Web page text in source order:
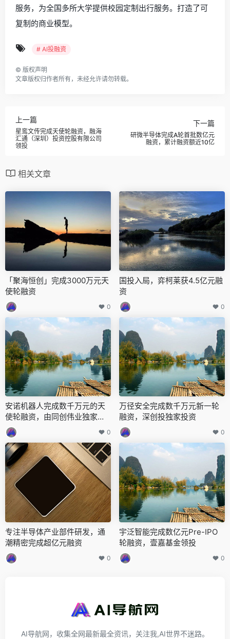
服务，为全国多所大学提供校园定制出行服务。打造了可
复制的商业模型。
# AI投融资
© 版权声明
文章版权归作者所有，未经允许请勿转载。
上一篇
星鸾文传完成天使轮融资，融海
汇通（深圳）投资控股有限公司
领投
下一篇
研微半导体完成A轮首批数亿元
融资，累计融资额近10亿
相关文章
「聚海恒创」完成3000万元天
使轮融资
0
国投入局，弈柯莱获4.5亿元融
资
0
安诺机器人完成数千万元的天
使轮融资，由同创伟业独家投
资
0
万径安全完成数千万元新一轮
融资，深创投独家投资
0
专注半导体产业部件研发，通
潮精密完成超亿元融资
0
宇泛智能完成数亿元Pre-IPO
轮融资，壹嘉基金领投
0
AI导航网，收集全网最新最全资讯，关注我,AI世界不迷路。